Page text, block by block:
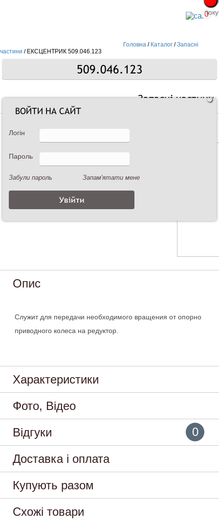
0
Головна / Каталог /Запасні
частини / ЕКСЦЕНТРИК 509.046.123
509.046.123
Запасні частини
Опис
Служит для передачи необходимого вращения от опорно
приводного колеса на редуктор.
Характеристики
Фото, Відео
Відгуки
0
Доставка і оплата
Купують разом
Схожі товари
ВОЙТИ НА САЙТ
Логін
Пароль
Забули пароль Запам'ятати мене